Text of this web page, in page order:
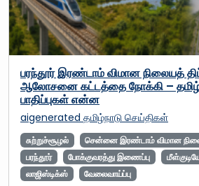
பரந்தூர் இரண்டாம் விமான நிலையத்
ஆலோசனை கட்டத்தை நோக்கி –
பாதிப்புகள் என்ன
aigenerated தமிழ்நாடு செய்திகள்
சுற்றுச்சூழல் சென்னை இரண்டாம் விமான
பரந்தூர்
போக்குவரத்து இணைப்பு
லாஜிஸ்டிக்ஸ்
வேலைவாய்ப்பு